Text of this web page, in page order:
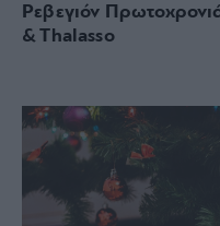
Ρεβεγιόν
& Thalasso